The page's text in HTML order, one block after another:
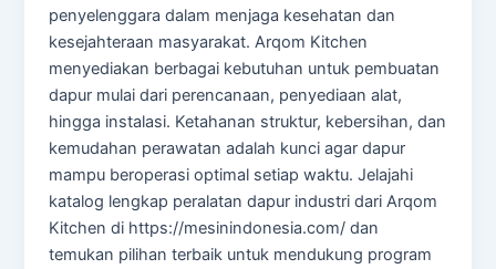
penyelenggara dalam menjaga kesehatan dan
kesejahteraan masyarakat. Arqom Kitchen
menyediakan berbagai kebutuhan untuk pembuatan
dapur mulai dari perencanaan, penyediaan alat,
hingga instalasi. Ketahanan struktur, kebersihan, dan
kemudahan perawatan adalah kunci agar dapur
mampu beroperasi optimal setiap waktu. Jelajahi
katalog lengkap peralatan dapur industri dari Arqom
Kitchen di https://mesinindonesia.com/ dan
temukan pilihan terbaik untuk mendukung program